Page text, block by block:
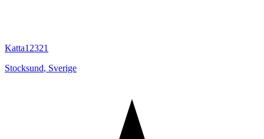
Katta12321
Stocksund, Sverige